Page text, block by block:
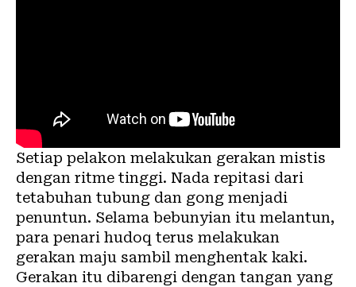
Setiap pelakon melakukan gerakan mistis
dengan ritme tinggi. Nada repitasi dari
tetabuhan tubung dan gong menjadi
penuntun. Selama bebunyian itu melantun,
para penari hudoq terus melakukan
gerakan maju sambil menghentak kaki.
Gerakan itu dibarengi dengan tangan yang